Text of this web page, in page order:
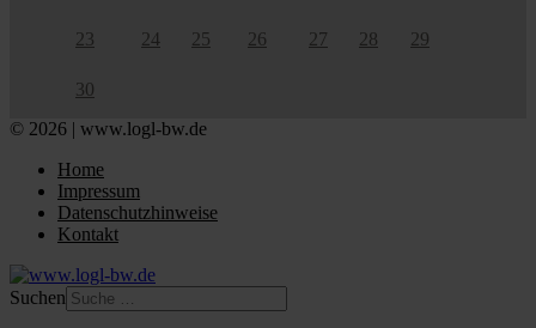
23 24 25 26 27 28 29
30
© 2026 | www.logl-bw.de
Home
Impressum
Datenschutzhinweise
Kontakt
Suchen